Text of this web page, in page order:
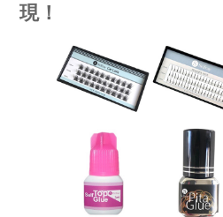
現！